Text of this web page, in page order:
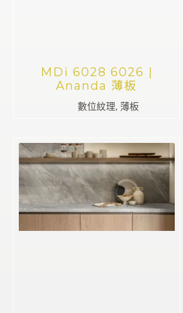
MDi 6028 6026 |
Ananda 薄板
數位紋理, 薄板